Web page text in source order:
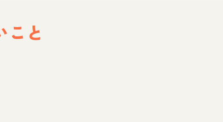
こと